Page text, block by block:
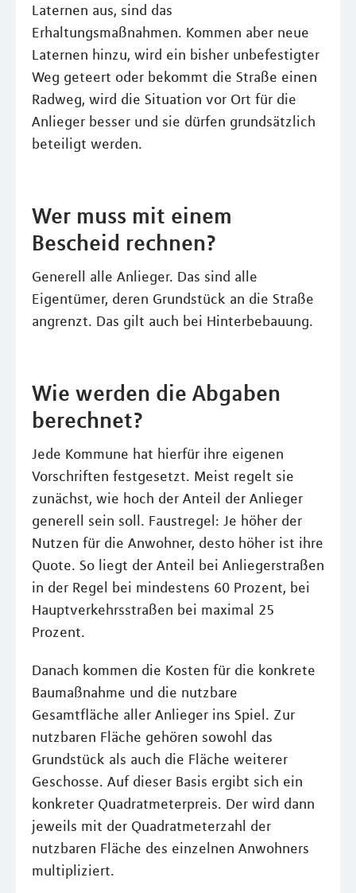
Laternen aus, sind das
Erhaltungsmaßnahmen. Kommen aber neue
Laternen hinzu, wird ein bisher unbefestigter
Weg geteert oder bekommt die Straße einen
Radweg, wird die Situation vor Ort für die
Anlieger besser und sie dürfen grundsätzlich
beteiligt werden.
Wer muss mit einem
Bescheid rechnen?
Generell alle Anlieger. Das sind alle
Eigentümer, deren Grundstück an die Straße
angrenzt. Das gilt auch bei Hinterbebauung.
Wie werden die Abgaben
berechnet?
Jede Kommune hat hierfür ihre eigenen
Vorschriften festgesetzt. Meist regelt sie
zunächst, wie hoch der Anteil der Anlieger
generell sein soll. Faustregel: Je höher der
Nutzen für die Anwohner, desto höher ist ihre
Quote. So liegt der Anteil bei Anliegerstraßen
in der Regel bei mindestens 60 Prozent, bei
Hauptverkehrsstraßen bei maximal 25
Prozent.
Danach kommen die Kosten für die konkrete
Baumaßnahme und die nutzbare
Gesamtfläche aller Anlieger ins Spiel. Zur
nutzbaren Fläche gehören sowohl das
Grundstück als auch die Fläche weiterer
Geschosse. Auf dieser Basis ergibt sich ein
konkreter Quadratmeterpreis. Der wird dann
jeweils mit der Quadratmeterzahl der
nutzbaren Fläche des einzelnen Anwohners
multipliziert.